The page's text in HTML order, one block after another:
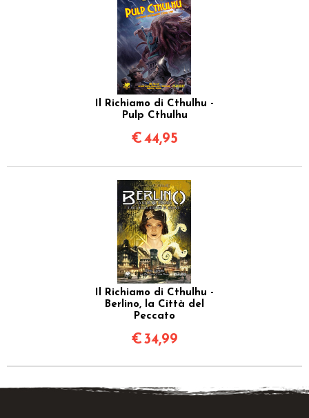
Il Richiamo di Cthulhu -
Pulp Cthulhu
€44,95
Il Richiamo di Cthulhu -
Berlino, la Città del
Peccato
€34,99